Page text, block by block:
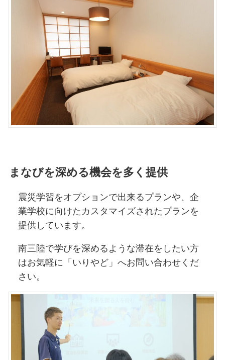
まなびを深める機会を多く提供
震災学習をオプションで出来るプランや、企
業学校に向けたカスタマイズされたプランを
提供しています。
南三陸で学びを深めるような滞在をしたい方
はお気軽に「いりやど」へお問い合わせくだ
さい。